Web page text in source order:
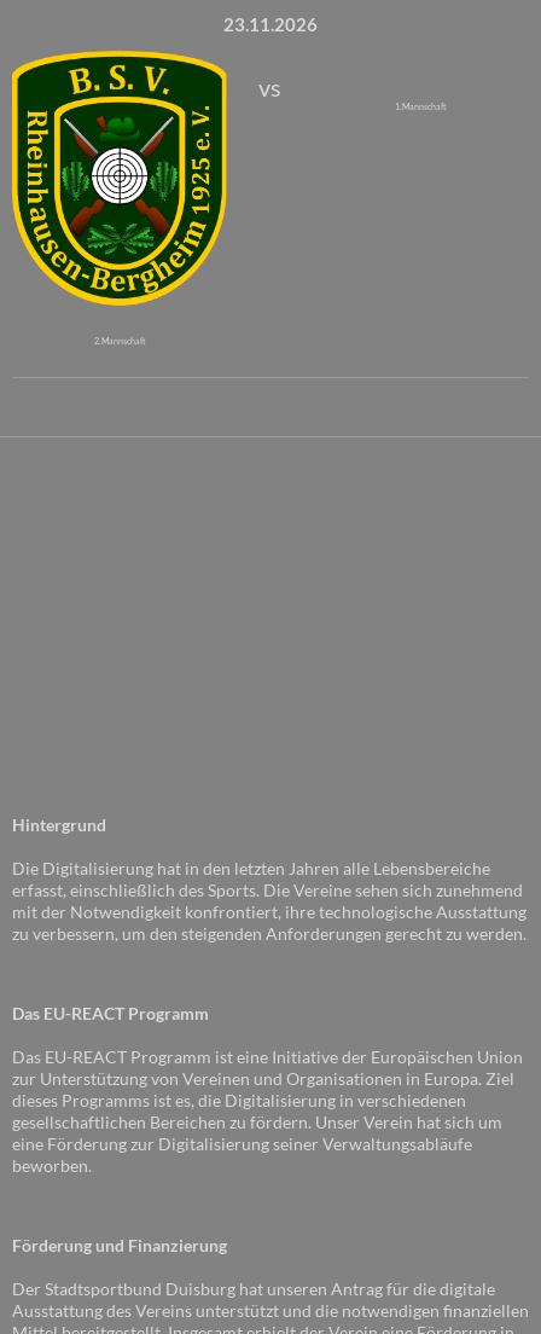
23.11.2026
2. Mannschaft
vs
1. Mannschaft
Hintergrund
Die Digitalisierung hat in den letzten Jahren alle Lebensbereiche
erfasst, einschließlich des Sports. Die Vereine sehen sich zunehmend
mit der Notwendigkeit konfrontiert, ihre technologische Ausstattung
zu verbessern, um den steigenden Anforderungen gerecht zu werden.
Das EU-REACT Programm
Das EU-REACT Programm ist eine Initiative der Europäischen Union
zur Unterstützung von Vereinen und Organisationen in Europa. Ziel
dieses Programms ist es, die Digitalisierung in verschiedenen
gesellschaftlichen Bereichen zu fördern. Unser Verein hat sich um
eine Förderung zur Digitalisierung seiner Verwaltungsabläufe
beworben.
Förderung und Finanzierung
Der Stadtsportbund Duisburg hat unseren Antrag für die digitale
Ausstattung des Vereins unterstützt und die notwendigen finanziellen